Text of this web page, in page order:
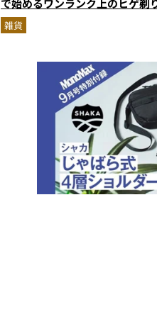
で始めるワンランク上のヒゲ剃
慣
雑貨